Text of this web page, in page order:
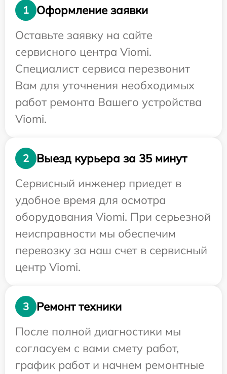
1
Оформление заявки
Оставьте заявку на сайте
сервисного центра Viomi.
Специалист сервиса перезвонит
Вам для уточнения необходимых
работ ремонта Вашего устройства
Viomi.
2
Выезд курьера за 35 минут
Сервисный инженер приедет в
удобное время для осмотра
оборудования Viomi. При серьезной
неисправности мы обеспечим
перевозку за наш счет в сервисный
центр Viomi.
3
Ремонт техники
После полной диагностики мы
согласуем с вами смету работ,
график работ и начнем ремонтные